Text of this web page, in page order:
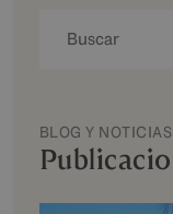
BLOG Y NOTICIAS